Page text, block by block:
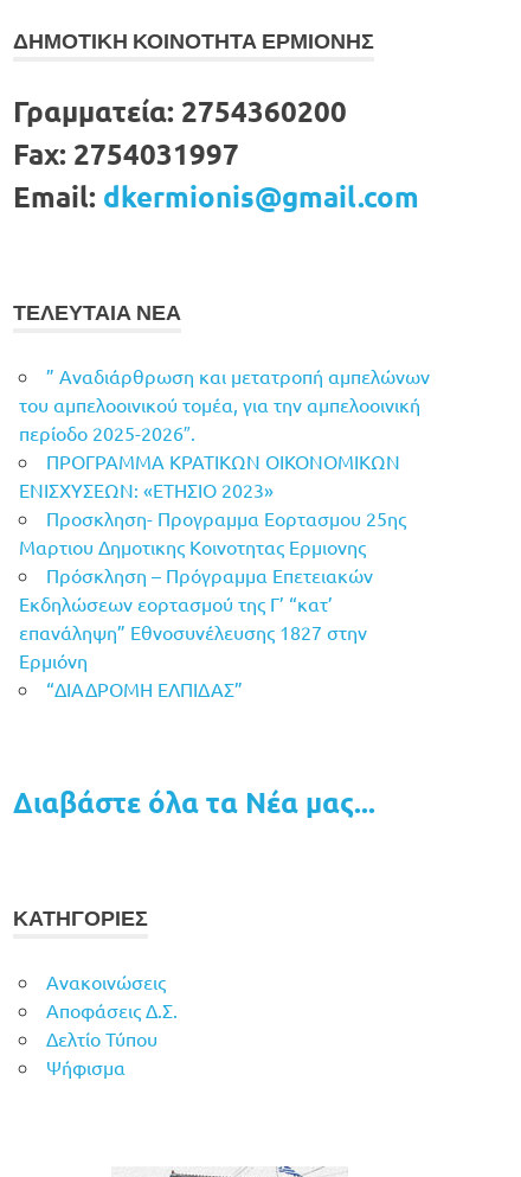
ΔΗΜΟΤΙΚΗ ΚΟΙΝΟΤΗΤΑ ΕΡΜΙΟΝΗΣ
Γραμματεία: 2754360200
Fax: 2754031997
Email: dkermionis@gmail.com
ΤΕΛΕΥΤΑΙΑ ΝΕΑ
” Αναδιάρθρωση και μετατροπή αμπελώνων
του αμπελοοινικού τομέα, για την αμπελοοινική
περίοδο 2025-2026″.
ΠΡΟΓΡΑΜΜΑ ΚΡΑΤΙΚΩΝ ΟΙΚΟΝΟΜΙΚΩΝ
ΕΝΙΣΧΥΣΕΩΝ: «ΕΤΗΣΙΟ 2023»
Προσκληση- Προγραμμα Εορτασμου 25ης
Μαρτιου Δημοτικης Κοινοτητας Ερμιονης
Πρόσκληση – Πρόγραμμα Επετειακών
Εκδηλώσεων εορτασμού της Γ’ “κατ’
επανάληψη” Εθνοσυνέλευσης 1827 στην
Ερμιόνη
“ΔΙΑΔΡΟΜΗ ΕΛΠΙΔΑΣ”
Διαβάστε όλα τα Νέα μας...
ΚΑΤΗΓΟΡΙΕΣ
Ανακοινώσεις
Αποφάσεις Δ.Σ.
Δελτίο Τύπου
Ψήφισμα